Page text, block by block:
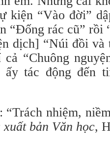
kiện “Vào đời”
“Đống rác cũ” rồi
dịch] “Núi đồi và
“Chuông
ấy tác động đến
nhiệm,
xuất bản Văn học,